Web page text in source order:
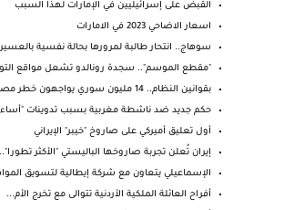
القبض على إسرائيليين في الإمارات لهذا السبب
اسعار الاضاحي 2023 في الامارات
سوهاج.. انتحار طالبة لمرورها بحالة نفسية
"مقطع الموسم".. سجدة رونالدو تشعل مواقع
بقوانين النظام.. 14 مليون سوري يواجهون خطر مصادرة ...
حكم جديد ضد ناشطة مغربية بسبب تدوينات
أول تعليق أميركي على صاروخ "خيبر" الإيراني
إيران تُعلن تجربة صاروخها الباليستي "الأكثر
الإسماعيلي يتعاون مع شركة إيطالية لتسويق
أفراح العائلة الملكية الأردنية تتوالى مع تخرج الأم...